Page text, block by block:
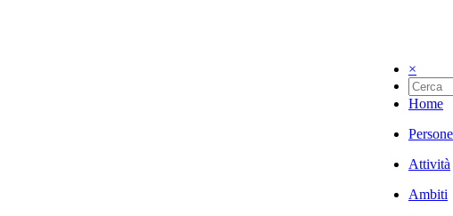
×
Home
Persone
Attività
Ambiti